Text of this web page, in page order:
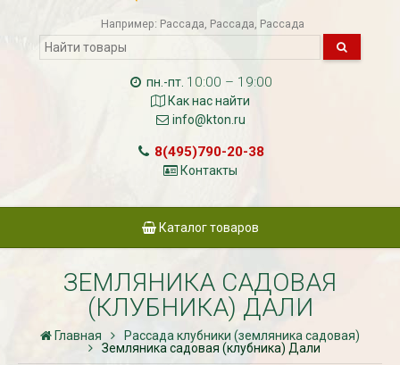
Например: Рассада Рассада Рассада
пн.-пт. 10:00 – 19:00
Как нас найти
info@kton.ru
8(495)790-20-38
Контакты
Каталог товаров
ЗЕМЛЯНИКА САДОВАЯ
(КЛУБНИКА) ДАЛИ
Главная
Рассада клубники (земляника садовая)
Земляника садовая (клубника) Дали